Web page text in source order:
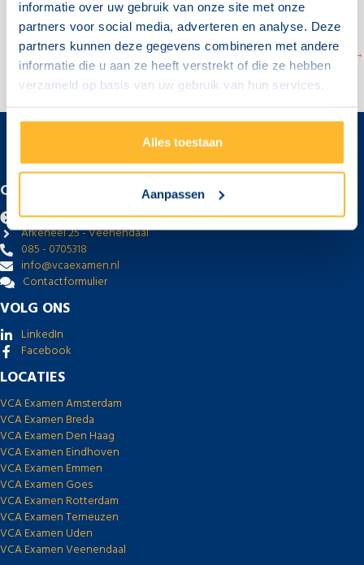
informatie over uw gebruik van onze site met onze
partners voor social media, adverteren en analyse. Deze
partners kunnen deze gegevens combineren met andere
informatie die u aan ze heeft verstrekt of die ze hebben
verzameld op basis van uw gebruik van hun services.
Alles toestaan
Aanpassen
POSTS
NAVIGATION
Nieuw: examen Basis VCA Oekraïens! →
CONTACT
VCAexamen.nl
Arkeneel 25 - Veenendaal
085 - 0705318
info@vcaexamen.nl
Contactformulier
VOLG ONS
LinkedIn
Facebook
LOCATIES
VCA Examen Amsterdam
VCA Examen Breda
VCA Examen Den Haag
VCA Examen Eindhoven
VCA Examen Emmen
VCA Examen Goes
VCA Examen Rotterdam
VCA Examen Terneuzen
VCA Examen Uden
VCA Examen Veenendaal